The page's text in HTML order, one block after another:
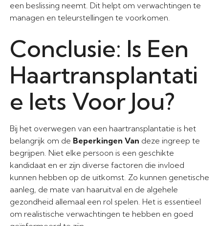
een beslissing neemt. Dit helpt om verwachtingen te
managen en teleurstellingen te voorkomen.
Conclusie: Is Een
Haartransplantati
e Iets Voor Jou?
Bij het overwegen van een haartransplantatie is het
belangrijk om de Beperkingen Van deze ingreep te
begrijpen. Niet elke persoon is een geschikte
kandidaat en er zijn diverse factoren die invloed
kunnen hebben op de uitkomst. Zo kunnen genetische
aanleg, de mate van haaruitval en de algehele
gezondheid allemaal een rol spelen. Het is essentieel
om realistische verwachtingen te hebben en goed